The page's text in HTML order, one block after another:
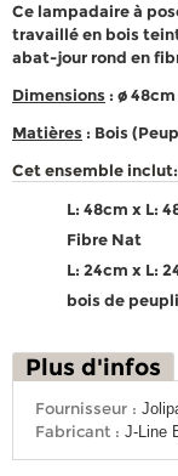
Ce lampadaire à
travaillé en bois
abat-jour rond en
Dimensions : ø
Matières : Bois
Cet ensemble inclut:
L: 48cm x L:
Fibre Nat
L: 24cm x L:
bois de
Plus d'infos
Fournisseur :
Fabricant : J-Line